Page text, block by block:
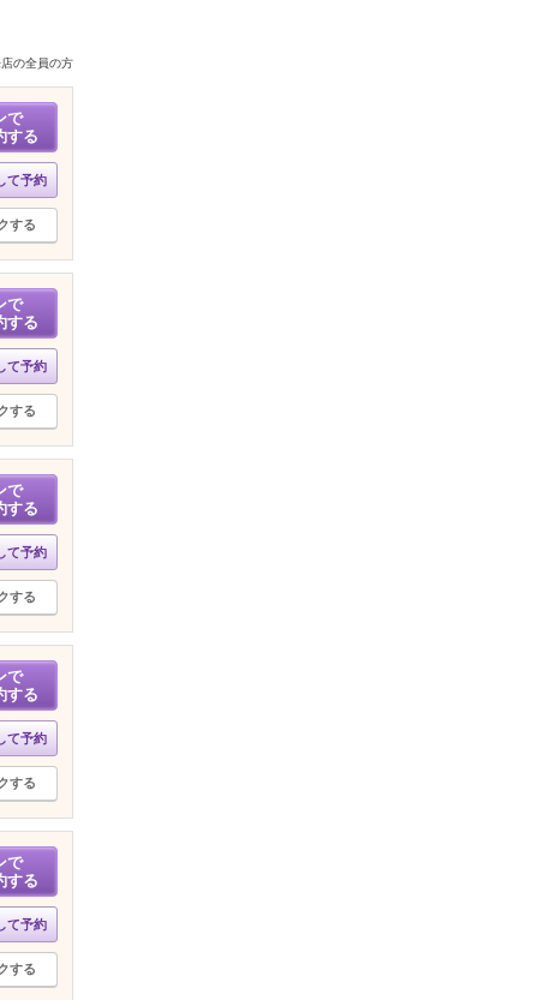
の全員の方
で
する
て予約
する
で
する
て予約
する
で
する
て予約
する
で
する
て予約
する
で
する
て予約
する